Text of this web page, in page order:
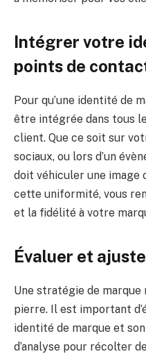
Intégrer votre
points de
Pour qu’une identité de
être intégrée dans tous
client. Que ce soit sur
sociaux, ou lors d’un
doit véhiculer une image
cette uniformité, vous
et la fidélité à votre
Évaluer et
Une stratégie de marque
pierre. Il est important
identité de marque et
d’analyse pour récolter